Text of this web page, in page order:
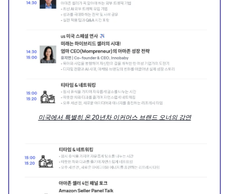
미국에서 특별히 온 20년차 이커머스 브랜드 오너의 강연